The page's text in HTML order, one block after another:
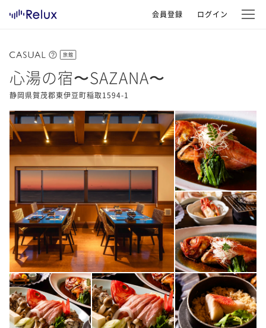
会員登録 ログイン
旅館
心湯の宿〜SAZANA〜
静岡県賀茂郡東伊豆町稲取1594-1